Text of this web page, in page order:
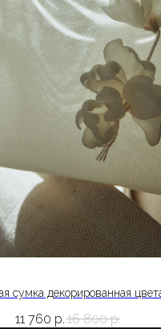
сумка декорированная
11 760 р. 16 800 р.